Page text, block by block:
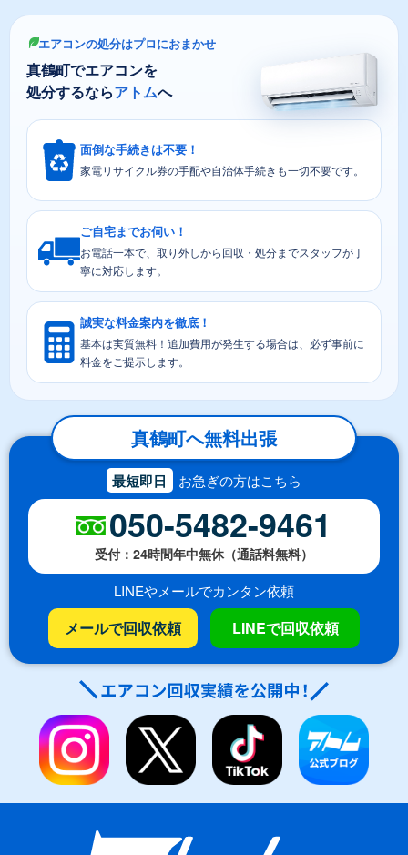
エアコンの処分はプロにおまかせ
真鶴町でエアコンを
処分するならアトムへ
面倒な手続きは不要！
家電リサイクル券の手配や自治体手続きも一切不要です。
ご自宅までお伺い！
お電話一本で、取り外しから回収・処分までスタッフが丁
寧に対応します。
誠実な料金案内を徹底！
基本は実質無料！追加費用が発生する場合は、必ず事前に
料金をご提示します。
真鶴町へ無料出張
最短即日 お急ぎの方はこちら
050-5482-9461
受付：24時間年中無休（通話料無料）
LINEやメールでカンタン依頼
メールで回収依頼 LINEで回収依頼